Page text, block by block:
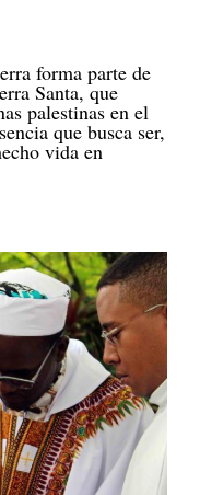
forma parte de
Santa, que
palestinas en el
que busca ser,
vida en